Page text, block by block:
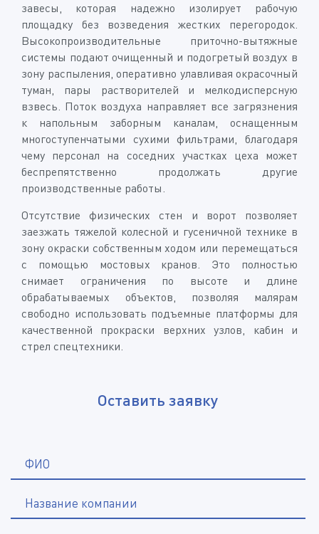
завесы, которая надежно изолирует рабочую
площадку без возведения жестких перегородок.
Высокопроизводительные приточно-вытяжные
системы подают очищенный и подогретый воздух в
зону распыления, оперативно улавливая окрасочный
туман, пары растворителей и мелкодисперсную
взвесь. Поток воздуха направляет все загрязнения
к напольным заборным каналам, оснащенным
многоступенчатыми сухими фильтрами, благодаря
чему персонал на соседних участках цеха может
беспрепятственно продолжать другие
производственные работы.
Отсутствие физических стен и ворот позволяет
заезжать тяжелой колесной и гусеничной технике в
зону окраски собственным ходом или перемещаться
с помощью мостовых кранов. Это полностью
снимает ограничения по высоте и длине
обрабатываемых объектов, позволяя малярам
свободно использовать подъемные платформы для
качественной прокраски верхних узлов, кабин и
стрел спецтехники.
Оставить заявку
ФИО
Название компании